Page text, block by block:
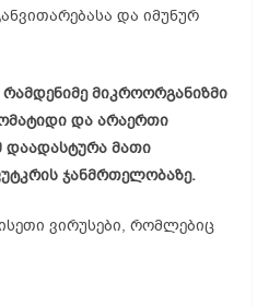
და იმუნურ
რამდენიმე მიკროორგანიზმი
და არაერთი
დაადასტურა მათი
ჯანმრთელობაზე.
ვირუსები, რომლებიც